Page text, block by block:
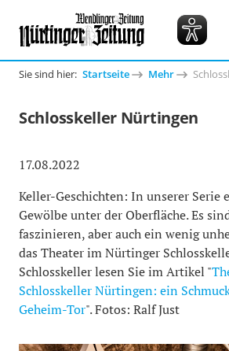
Sie sind hier: Startseite Mehr
Schlosskeller Nürtingen
17.08.2022
Keller-Geschichten: In unserer Serie
Gewölbe unter der Oberfläche. Es
faszinieren, aber auch ein wenig
das Theater im Nürtinger
Schlosskeller lesen Sie im Artikel "
Schlosskeller Nürtingen: ein
Geheim-Tor". Fotos: Ralf Just